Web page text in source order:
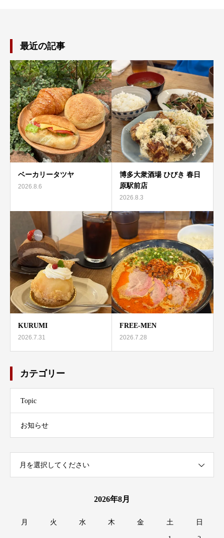
最近の記事
ベーカリータツヤ
2026.8.6
博多大衆酒場 ひびき 春日
原駅前店
2026.8.3
KURUMI
2026.7.31
FREE-MEN
2026.7.28
カテゴリー
Topic
お知らせ
月を選択してください
2026年8月
月 火 水 木 金 土 日